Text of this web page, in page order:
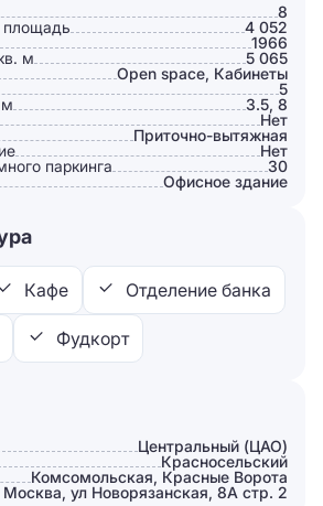
8
площадь
4 052
1966
м
5 065
Open space, Кабинеты
5
м
3.5, 8
Нет
Приточно-вытяжная
Нет
паркинга
30
Офисное здание
Кафе Отделение банка
Фудкорт
Центральный (ЦАО)
Красносельский
Комсомольская, Красные Ворота
Москва, ул Новорязанская, 8А стр. 2